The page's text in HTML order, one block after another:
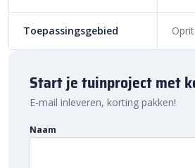
Sierbestratingsmarkt.com.
Toepassingsgebied Oprit
Start je tuinproject met
E-mail inleveren, korting pakken!
Naam